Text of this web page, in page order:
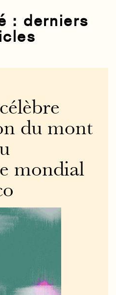
: derniers
du mont
mondial